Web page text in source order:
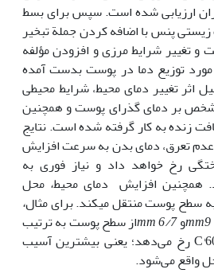
ارزیابی شده است. سپس برای بسط
پنس با اضافه کردن جملة تبخیر
تغییر شرایط مرزی و افزودن مؤلفه
مورد توزیع دما در پوست بدست آمده
اثر تغییر دمای محیط، شرایط محیطی
بر دمای گذرای پوست و همچنین
زنده به کار گرفته شده است. نتایج
تعرق، دمای بدن به سرعت افزایش
رخ خواهد داد و نیاز فوری به
همچنین افزایش دمای محیط، محل
سطح پوست منتقل میکند. برای مثال،
mm9 و mm6/7
از سطح پوست به ترتیب
برای دمای محیط50°C و60°C رخ می‌دهد؛ یعنی بیشترین آسیب
واقع می‌شود.